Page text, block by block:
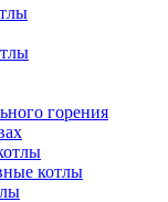
горения
котлы